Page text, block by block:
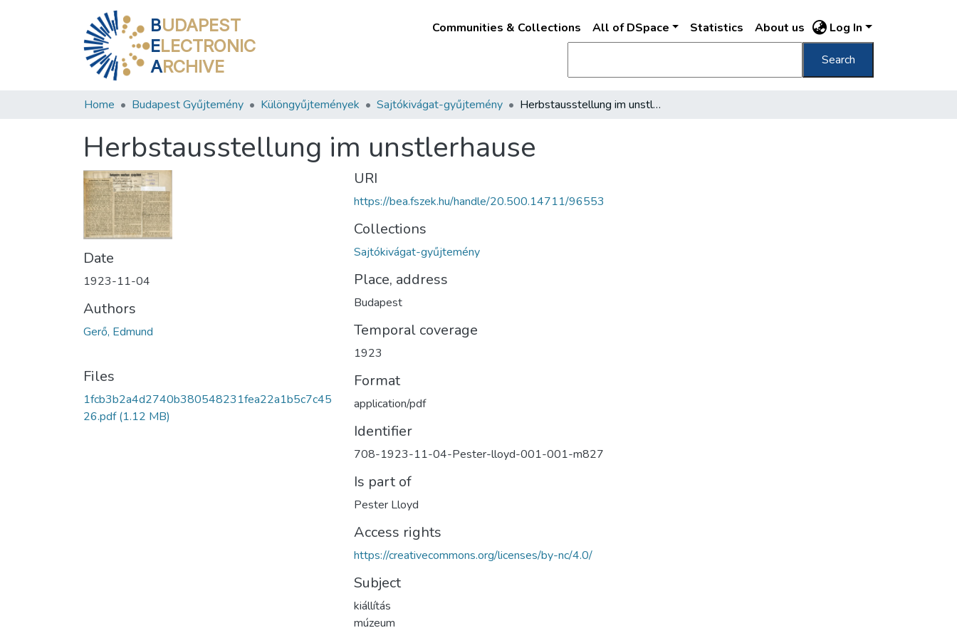
BUDAPEST
ELECTRONIC
ARCHIVE
Communities & Collections All of DSpace Statistics About us Log In
Search
Home Budapest Gyűjtemény Különgyűjtemények Sajtókivágat-gyűjtemény Herbstausstellung im unstlerhause
Herbstausstellung im unstlerhause
Date
1923-11-04
Authors
Gerő, Edmund
Files
1fcb3b2a4d2740b380548231fea22a1b5c7c45
26.pdf(1.12 MB)
URI
https://bea.fszek.hu/handle/20.500.14711/96553
Collections
Sajtókivágat-gyűjtemény
Place, address
Budapest
Temporal coverage
1923
Format
application/pdf
Identifier
708-1923-11-04-Pester-lloyd-001-001-m827
Is part of
Pester Lloyd
Access rights
https://creativecommons.org/licenses/by-nc/4.0/
Subject
kiállítás
múzeum